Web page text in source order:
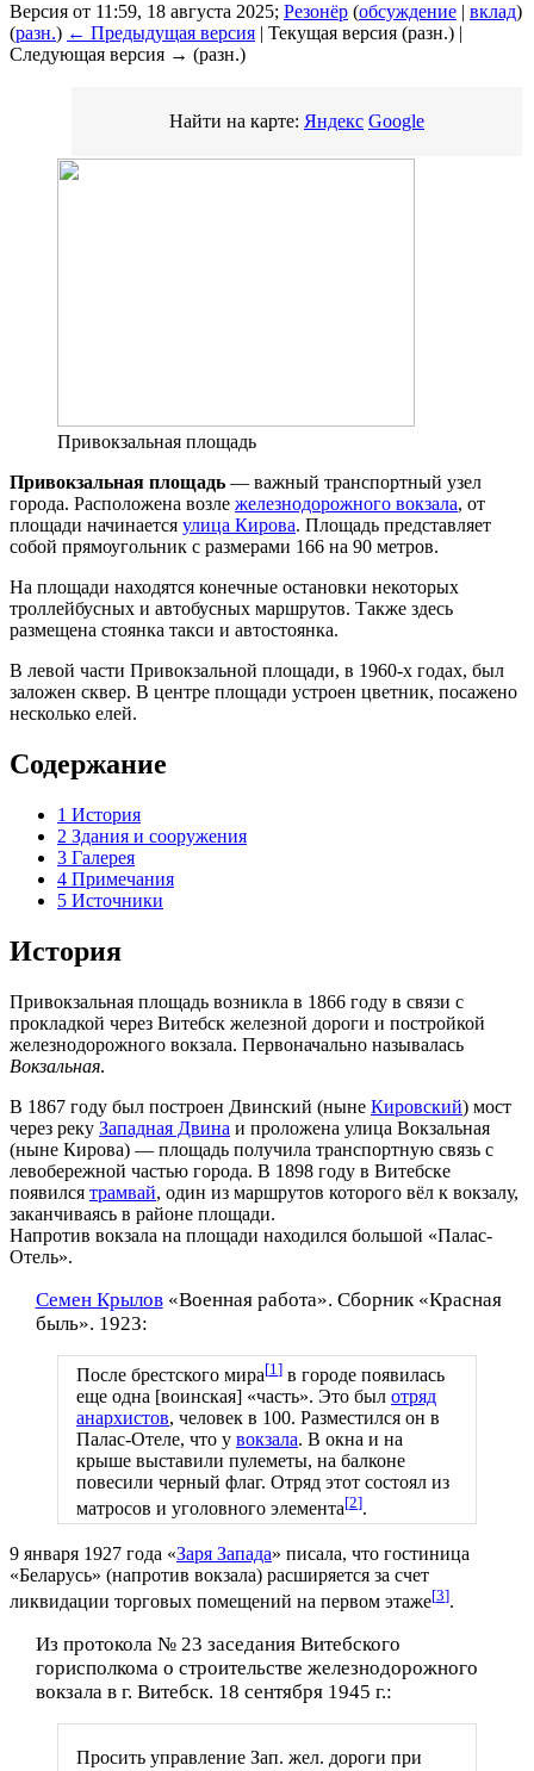
Версия от 11:59, 18 августа 2025; Резонёр (обсуждение | вклад)
(разн.) ← Предыдущая версия | Текущая версия (разн.) |
Следующая версия → (разн.)
Найти на карте: Яндекс Google
Привокзальная площадь
Привокзальная площадь — важный транспортный узел
города. Расположена возле железнодорожного вокзала, от
площади начинается улица Кирова. Площадь представляет
собой прямоугольник с размерами 166 на 90 метров.
На площади находятся конечные остановки некоторых
троллейбусных и автобусных маршрутов. Также здесь
размещена стоянка такси и автостоянка.
В левой части Привокзальной площади, в 1960-х годах, был
заложен сквер. В центре площади устроен цветник, посажено
несколько елей.
Содержание
1 История
2 Здания и сооружения
3 Галерея
4 Примечания
5 Источники
История
Привокзальная площадь возникла в 1866 году в связи с
прокладкой через Витебск железной дороги и постройкой
железнодорожного вокзала. Первоначально называлась
Вокзальная.
В 1867 году был построен Двинский (ныне Кировский) мост
через реку Западная Двина и проложена улица Вокзальная
(ныне Кирова) — площадь получила транспортную связь с
левобережной частью города. В 1898 году в Витебске
появился трамвай, один из маршрутов которого вёл к вокзалу,
заканчиваясь в районе площади.
Напротив вокзала на площади находился большой «Палас-
Отель».
Семен Крылов«Военная работа». Сборник «Красная
быль». 1923:
После брестского мира[1 ] в городе появилась
еще одна [воинская] «часть». Это был отряд
анархистов, человек в 100. Разместился он в
Палас-Отеле, что у вокзала. В окна и на
крыше выставили пулеметы, на балконе
повесили черный флаг. Отряд этот состоял из
матросов и уголовного элемента[2].
9 января 1927 года «Заря Запада» писала, что гостиница
«Беларусь» (напротив вокзала) расширяется за счет
ликвидации торговых помещений на первом этаже[3].
Из протокола № 23 заседания Витебского
горисполкома о строительстве железнодорожного
вокзала в г. Витебск. 18 сентября 1945 г.:
Просить управление Зап. жел. дороги при